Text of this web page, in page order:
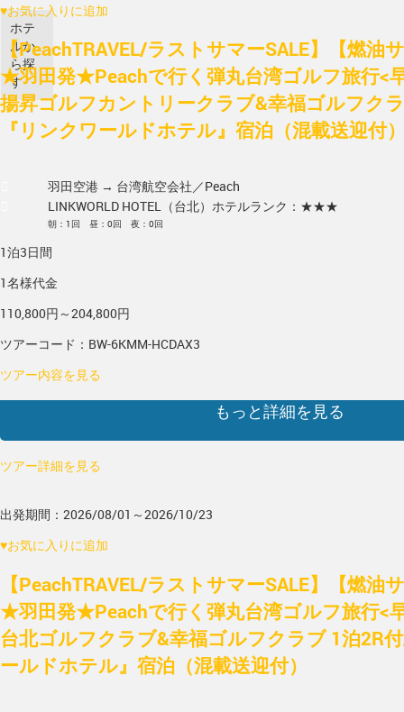
ホテ
ルか
ら探
す
♥お気に入りに追加
【PeachTRAVEL/ラストサマーSALE】【燃油
★羽田発★Peachで行く弾丸台湾ゴルフ旅行<
揚昇ゴルフカントリークラブ&幸福ゴルフク
『リンクワールドホテル』宿泊（混載送迎付
羽田空港 → 台湾航空会社／Peach
LINKWORLD HOTEL（台北） ホテルランク：★★★
朝：1回 昼：0回 夜：0回
1泊3日間
1名様代金
110,800円～204,800円
ツアーコード：BW-6KMM-HCDAX3
ツアー内容を見る
もっと詳細を見る
ツアー詳細を見る
出発期間：2026/08/01～2026/10/23
♥お気に入りに追加
【PeachTRAVEL/ラストサマーSALE】【燃油
★羽田発★Peachで行く弾丸台湾ゴルフ旅行<
台北ゴルフクラブ&幸福ゴルフクラブ 1泊2R
ールドホテル』宿泊（混載送迎付）